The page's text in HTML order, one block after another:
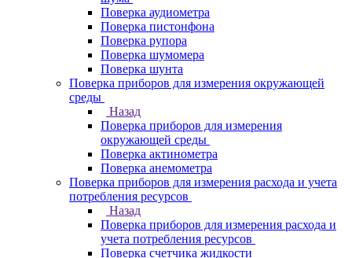
Поверка аудиометра
Поверка пистонфона
Поверка рупора
Поверка шумомера
Поверка шунта
Поверка приборов для измерения окружающей
среды
Назад
Поверка приборов для измерения
окружающей среды
Поверка актинометра
Поверка анемометра
Поверка приборов для измерения расхода и учета
потребления ресурсов
Назад
Поверка приборов для измерения расхода и
учета потребления ресурсов
Поверка счетчика жидкости